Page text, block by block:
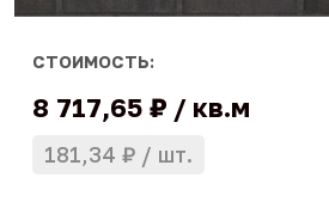
СТОИМОСТЬ:
8 717,65 ₽ кв.м
181,34 ₽ шт.